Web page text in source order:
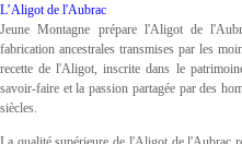
L’Aligot de l'Aubrac
Jeune Montagne prépare l'Aligot de
fabrication ancestrales transmises par les
recette de l'Aligot, inscrite dans le
savoir-faire et la passion partagée par des
siècles.